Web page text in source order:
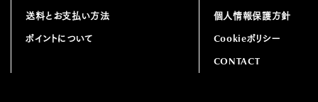
送料とお支払い方法
ポイントについて
個人情報保護方針
Cookieポリシー
CONTACT